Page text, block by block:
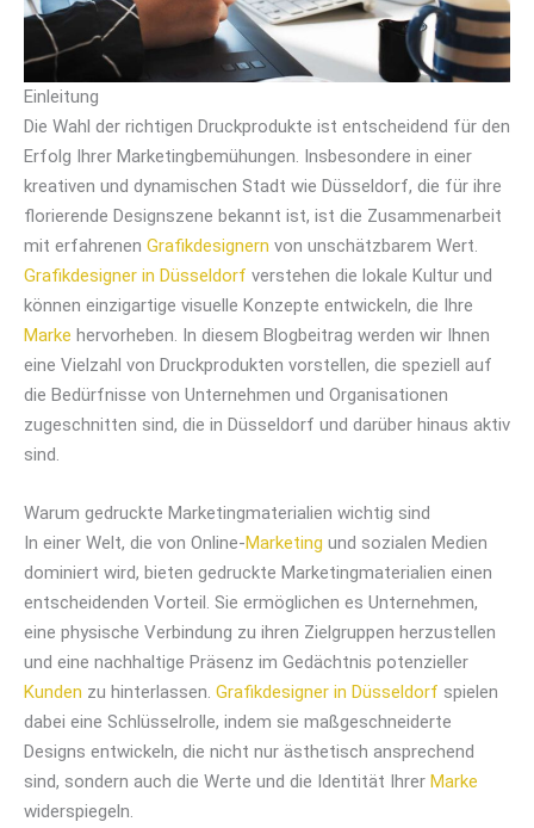
Einleitung
Die Wahl der richtigen Druckprodukte ist entscheidend für den
Erfolg Ihrer Marketingbemühungen. Insbesondere in einer
kreativen und dynamischen Stadt wie Düsseldorf, die für ihre
florierende Designszene bekannt ist, ist die Zusammenarbeit
mit erfahrenen Grafikdesignern von unschätzbarem Wert.
Grafikdesigner in Düsseldorf verstehen die lokale Kultur und
können einzigartige visuelle Konzepte entwickeln, die Ihre
Marke hervorheben. In diesem Blogbeitrag werden wir Ihnen
eine Vielzahl von Druckprodukten vorstellen, die speziell auf
die Bedürfnisse von Unternehmen und Organisationen
zugeschnitten sind, die in Düsseldorf und darüber hinaus aktiv
sind.
Warum gedruckte Marketingmaterialien wichtig sind
In einer Welt, die von Online-Marketing und sozialen Medien
dominiert wird, bieten gedruckte Marketingmaterialien einen
entscheidenden Vorteil. Sie ermöglichen es Unternehmen,
eine physische Verbindung zu ihren Zielgruppen herzustellen
und eine nachhaltige Präsenz im Gedächtnis potenzieller
Kunden zu hinterlassen. Grafikdesigner in Düsseldorf spielen
dabei eine Schlüsselrolle, indem sie maßgeschneiderte
Designs entwickeln, die nicht nur ästhetisch ansprechend
sind, sondern auch die Werte und die Identität Ihrer Marke
widerspiegeln.